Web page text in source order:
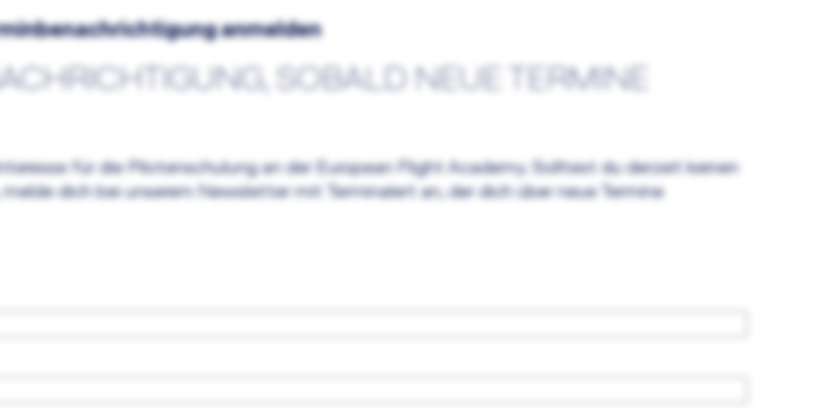
anmelden
SOBALD NEUE TERMINE
für die Pilotenschulung an der European Flight Academy. Solltest du derzeit keinen
dich bei unserem Newsletter mit Terminalert an, der dich über neue Termine